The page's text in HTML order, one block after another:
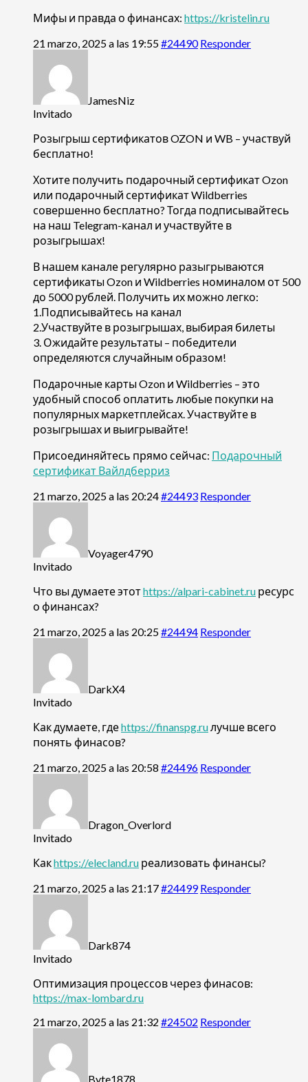
Мифы и правда о финансах: https://kristelin.ru
21 marzo, 2025 a las 19:55#24490 Responder
JamesNiz
Invitado
Розыгрыш сертификатов OZON и WB – участвуй
бесплатно!
Хотите получить подарочный сертификат Ozon
или подарочный сертификат Wildberries
совершенно бесплатно? Тогда подписывайтесь
на наш Telegram-канал и участвуйте в
розыгрышах!
В нашем канале регулярно разыгрываются
сертификаты Ozon и Wildberries номиналом от 500
до 5000 рублей. Получить их можно легко:
1.Подписывайтесь на канал
2.Участвуйте в розыгрышах, выбирая билеты
3. Ожидайте результаты – победители
определяются случайным образом!
Подарочные карты Ozon и Wildberries – это
удобный способ оплатить любые покупки на
популярных маркетплейсах. Участвуйте в
розыгрышах и выигрывайте!
Присоединяйтесь прямо сейчас: Подарочный
сертификат Вайлдберриз
21 marzo, 2025 a las 20:24#24493 Responder
Voyager4790
Invitado
Что вы думаете этотhttps://alpari-cabinet.ru ресурс
о финансах?
21 marzo, 2025 a las 20:25#24494 Responder
DarkX4
Invitado
Как думаете, гдеhttps://finanspg.ruлучше всего
понять финасов?
21 marzo, 2025 a las 20:58 #24496 Responder
Dragon_Overlord
Invitado
Какhttps://elecland.ru реализовать финансы?
21 marzo, 2025 a las 21:17#24499 Responder
Dark874
Invitado
Оптимизация процессов через финасов:
https://max-lombard.ru
21 marzo, 2025 a las 21:32 #24502 Responder
Byte1878